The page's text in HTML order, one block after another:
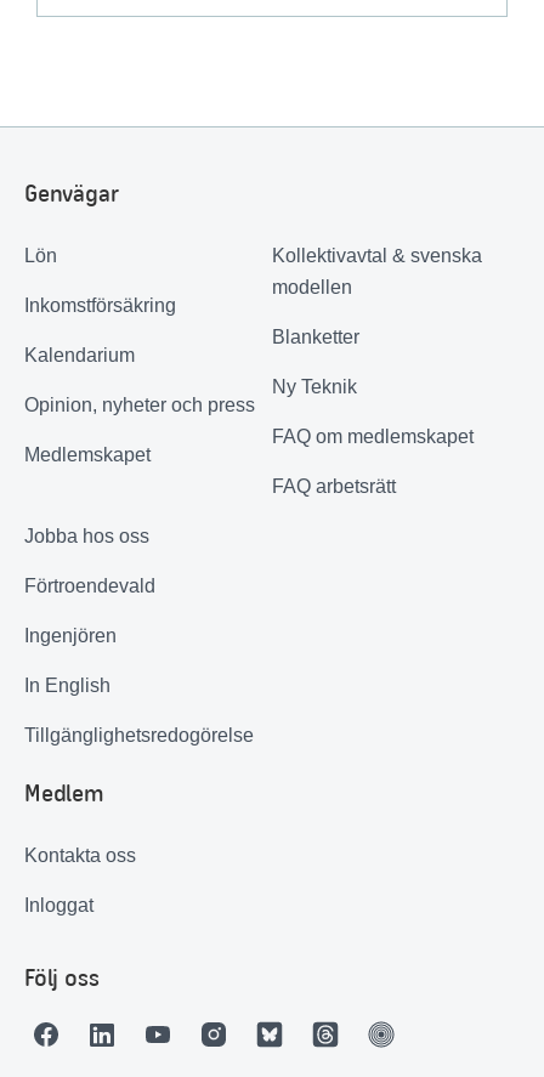
Genvägar
Lön
Inkomstförsäkring
Kalendarium
Opinion, nyheter och press
Medlemskapet
Kollektivavtal & svenska
modellen
Blanketter
Ny Teknik
FAQ om medlemskapet
FAQ arbetsrätt
Jobba hos oss
Förtroendevald
Ingenjören
In English
Tillgänglighetsredogörelse
Medlem
Kontakta oss
Inloggat
Följ oss